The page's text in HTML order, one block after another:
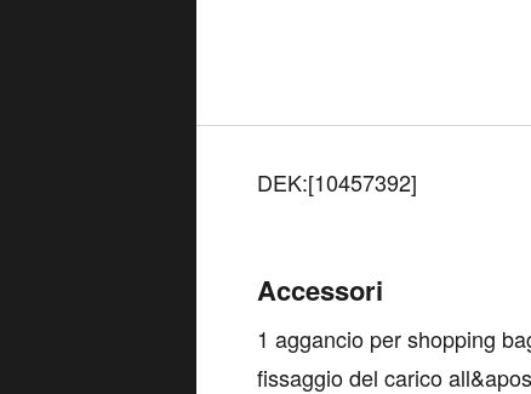
DEK:[10457392]
Accessori
1 aggancio per shopping
fissaggio del carico